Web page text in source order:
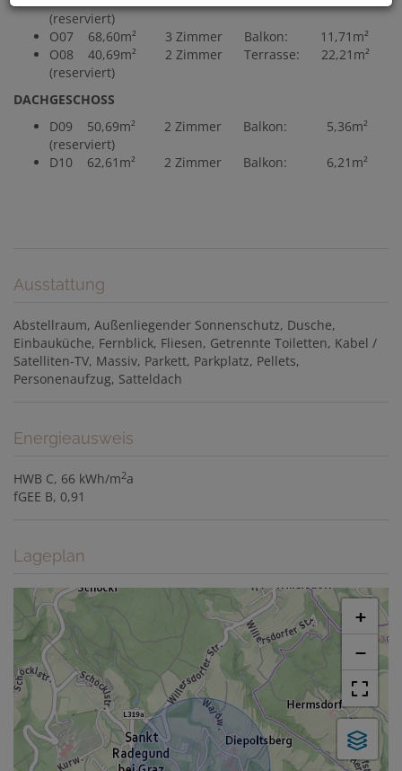
(reserviert)
O07 68,60m² 3 Zimmer Balkon: 11,71m²
O08 40,69m² 2 Zimmer Terrasse: 22,21m²
(reserviert)
DACHGESCHOSS
D09 50,69m² 2 Zimmer Balkon: 5,36m²
(reserviert)
D10 62,61m² 2 Zimmer Balkon: 6,21m²
Ausstattung
Abstellraum Außenliegender Sonnenschutz Dusche
Einbauküche Fernblick Fliesen Getrennte Toiletten Kabel /
Satelliten-TV Massiv Parkett Parkplatz Pellets
Personenaufzug Satteldach
Energieausweis
HWB C, 66 kWh/m2a
fGEE B, 0,91
Lageplan
+
−